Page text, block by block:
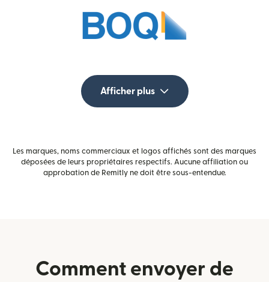
Afficher plus
Les marques, noms commerciaux et logos affichés sont des marques
déposées de leurs propriétaires respectifs. Aucune affiliation ou
approbation de Remitly ne doit être sous-entendue.
Comment envoyer de